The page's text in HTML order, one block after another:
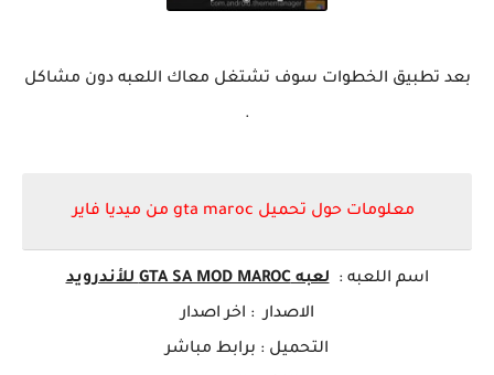
بعد تطبيق الخطوات سوف تشتغل معاك اللعبه دون مشاكل
.
معلومات حول تحميل gta maroc من ميديا فاير
اسم اللعبه : لعبه GTA SA MOD MAROC للأندرويد
الاصدار : اخر اصدار
التحميل : برابط مباشر